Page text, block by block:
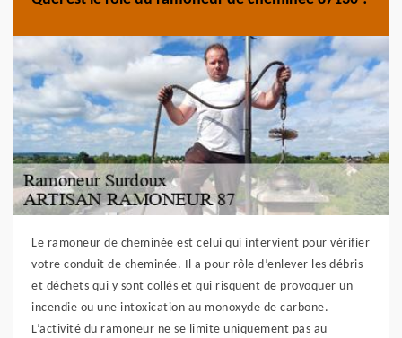
Le ramoneur de cheminée est celui qui intervient pour vérifier
votre conduit de cheminée. Il a pour rôle d’enlever les débris
et déchets qui y sont collés et qui risquent de provoquer un
incendie ou une intoxication au monoxyde de carbone.
L’activité du ramoneur ne se limite uniquement pas au